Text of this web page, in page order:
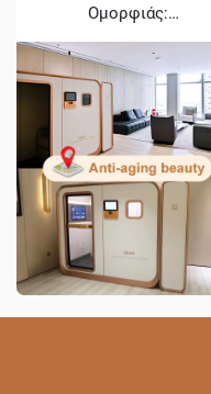
Ομορφιάς:
Επαναστέλλοντας την
Υγεία του Δέρματος με
Υπερβαρική
Οξυγονοθεραπεία